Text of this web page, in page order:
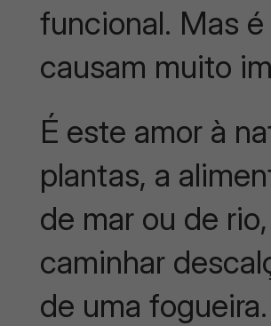
funcional. Mas
causam muito
É este amor à
plantas, a
de mar ou de
caminhar
de uma